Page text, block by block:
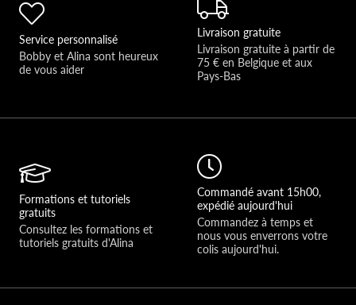
Service personnalisé
Bobby et Alina sont heureux
de vous aider
Livraison gratuite
Livraison gratuite à partir de
75 € en Belgique et aux
Pays-Bas
Formations et tutoriels
gratuits
Consultez les formations et
tutoriels gratuits d'Alina
Commandé avant 15h00,
expédié aujourd'hui
Commandez à temps et
nous vous enverrons votre
colis aujourd'hui.